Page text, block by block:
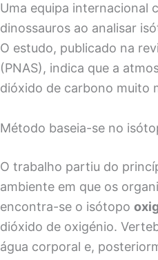
Uma equipa internacional
dinossauros ao analisar
O estudo, publicado na
(PNAS), indica que a
dióxido de carbono muito
Método baseia-se no
O trabalho partiu do
ambiente em que os
encontra-se o isótopo
dióxido de oxigénio.
água corporal e,